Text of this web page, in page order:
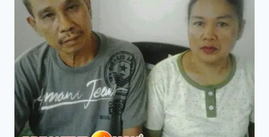
BERDARAH,
RADANG
USUS
BUNTU,
LIMPA,
DAN
LAMBUNG
SECARA
CEPAT
HEMAT